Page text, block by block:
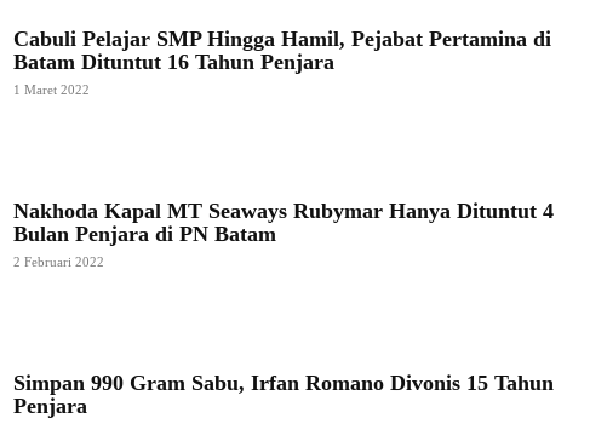
Cabuli Pelajar SMP Hingga Hamil, Pejabat Pertamina di
Batam Dituntut 16 Tahun Penjara
1 Maret 2022
Nakhoda Kapal MT Seaways Rubymar Hanya Dituntut 4
Bulan Penjara di PN Batam
2 Februari 2022
Simpan 990 Gram Sabu, Irfan Romano Divonis 15 Tahun
Penjara